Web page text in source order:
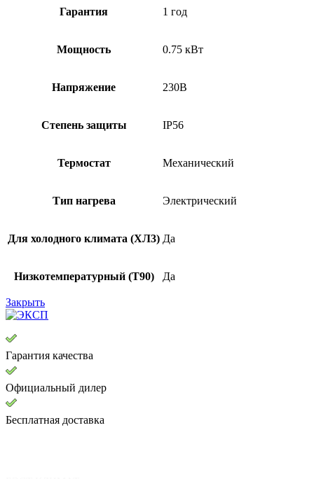
Гарантия 1 год
Мощность 0.75 кВт
Напряжение 230В
Степень защиты IP56
Термостат Механический
Тип нагрева Электрический
Для холодного климата (ХЛ3) Да
Низкотемпературный (Т90) Да
Закрыть
Гарантия качества
Официальный дилер
Бесплатная доставка